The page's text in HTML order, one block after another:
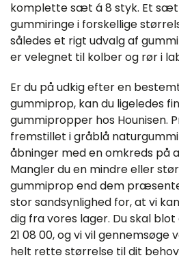
komplette sæt á 8 styk. Et
gummiringe i forskellige
således et rigt udvalg af
er velegnet til kolber og rør i
Er du på udkig efter en
gummiprop, kan du ligeledes
gummipropper hos Hounisen.
fremstillet i gråblå
åbninger med en omkreds på
Mangler du en mindre eller
gummiprop end dem
stor sandsynlighed for, at vi
dig fra vores lager. Du skal
21 08 00, og vi vil gennemsøge
helt rette størrelse til dit